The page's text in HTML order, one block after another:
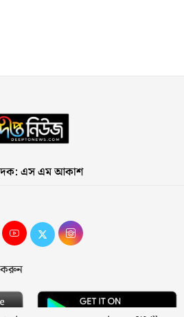
এস এম আকাশ
করুন